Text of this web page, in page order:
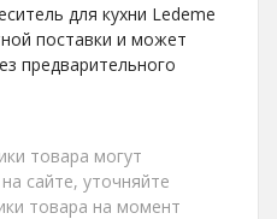
для кухни Ledeme
поставки и может
предварительного
товара могут
сайте, уточняйте
товара на момент